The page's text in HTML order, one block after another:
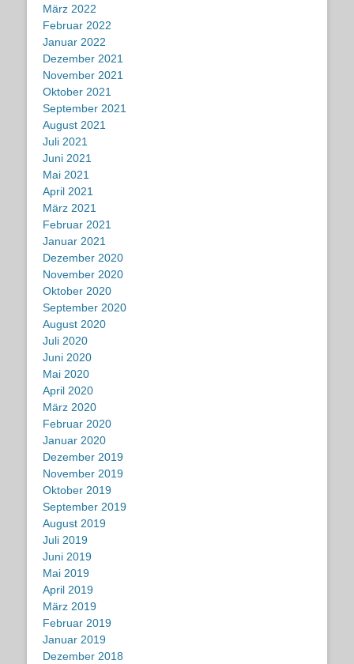
März 2022
Februar 2022
Januar 2022
Dezember 2021
November 2021
Oktober 2021
September 2021
August 2021
Juli 2021
Juni 2021
Mai 2021
April 2021
März 2021
Februar 2021
Januar 2021
Dezember 2020
November 2020
Oktober 2020
September 2020
August 2020
Juli 2020
Juni 2020
Mai 2020
April 2020
März 2020
Februar 2020
Januar 2020
Dezember 2019
November 2019
Oktober 2019
September 2019
August 2019
Juli 2019
Juni 2019
Mai 2019
April 2019
März 2019
Februar 2019
Januar 2019
Dezember 2018